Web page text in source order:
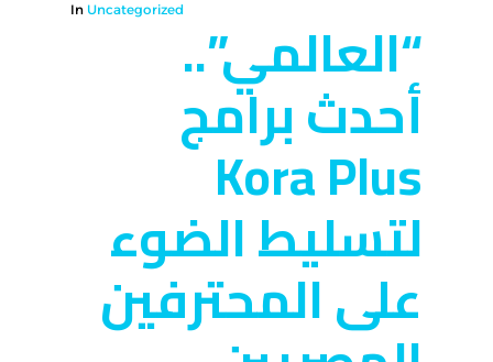
In Uncategorized“العالمي”..
أحدث برامج
Kora Plus
لتسليط الضوء
على المحترفين